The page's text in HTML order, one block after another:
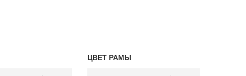
ЦВЕТ РАМЫ